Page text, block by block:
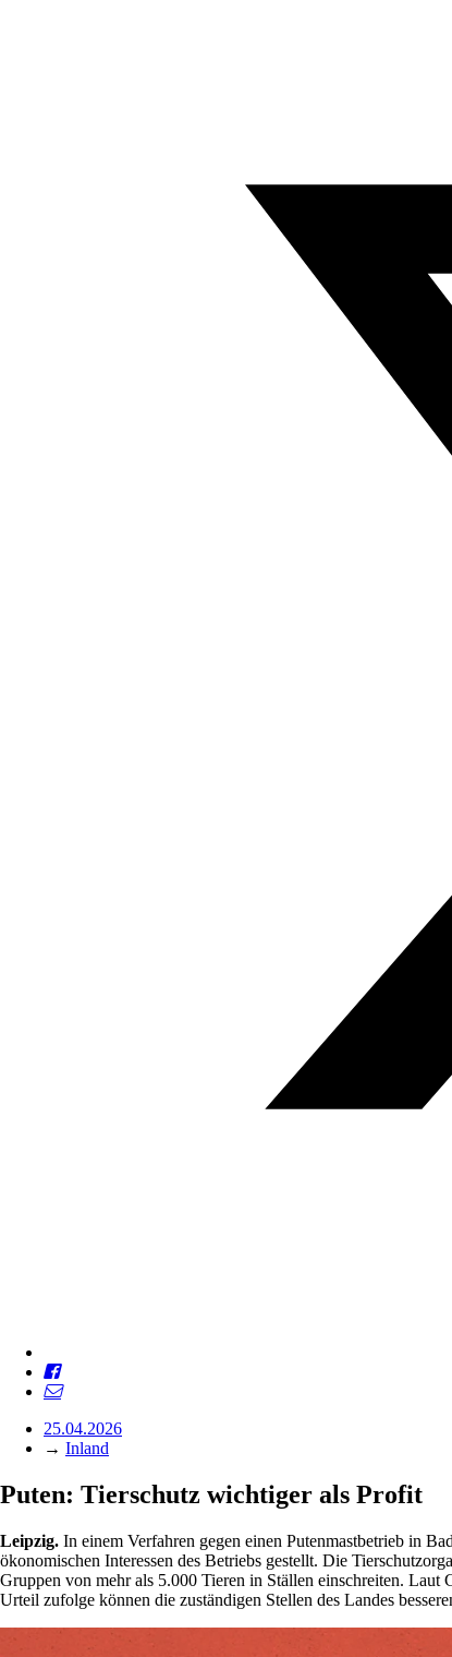
25.04.2026
→ Inland
Puten: Tierschutz wichtiger als Profit
Leipzig. In einem Verfahren gegen einen Putenmastbetrieb in
ökonomischen Interessen des Betriebs gestellt. Die
Gruppen von mehr als 5.000 Tieren in Ställen einschreiten.
Urteil zufolge können die zuständigen Stellen des Landes